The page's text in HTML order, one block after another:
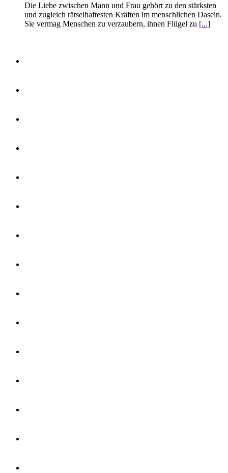
Die Liebe zwischen Mann und Frau gehört zu den stärksten
und zugleich rätselhaftesten Kräften im menschlichen Dasein.
Sie vermag Menschen zu verzaubern, ihnen Flügel zu [...]